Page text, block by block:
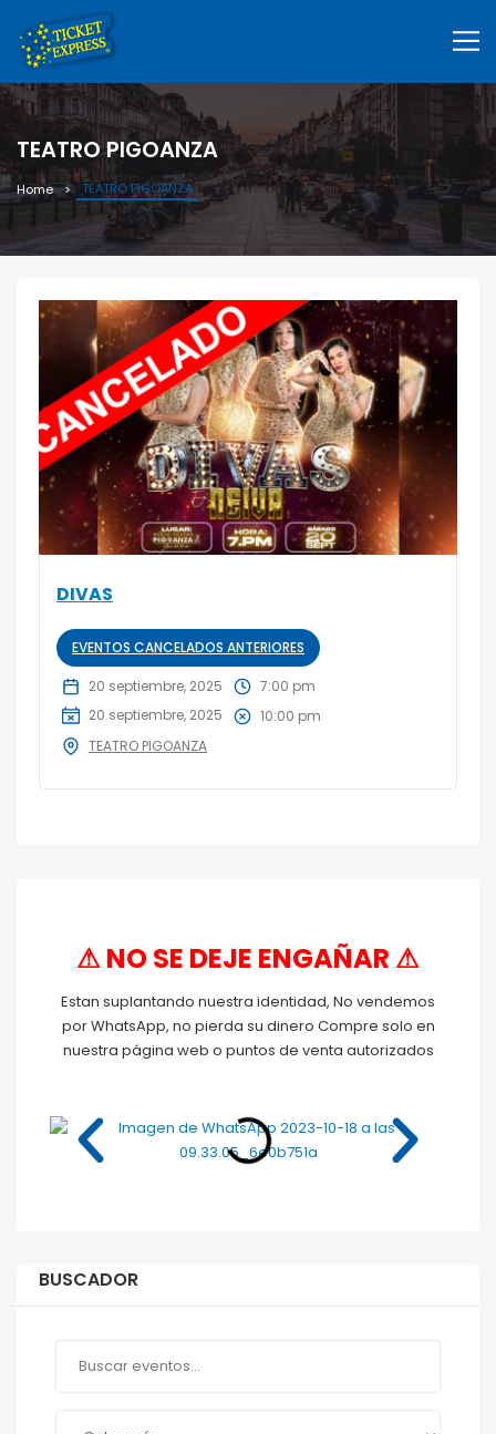
TEATRO PIGOANZA
Home TEATRO PIGOANZA
DIVAS
EVENTOS CANCELADOS ANTERIORES
20 septiembre, 2025
7:00 pm
20 septiembre, 2025
10:00 pm
TEATRO PIGOANZA
⚠ NO SE DEJE ENGAÑAR ⚠
Estan suplantando nuestra identidad, No vendemos
por WhatsApp, no pierda su dinero Compre solo en
nuestra página web o puntos de venta autorizados
BUSCADOR